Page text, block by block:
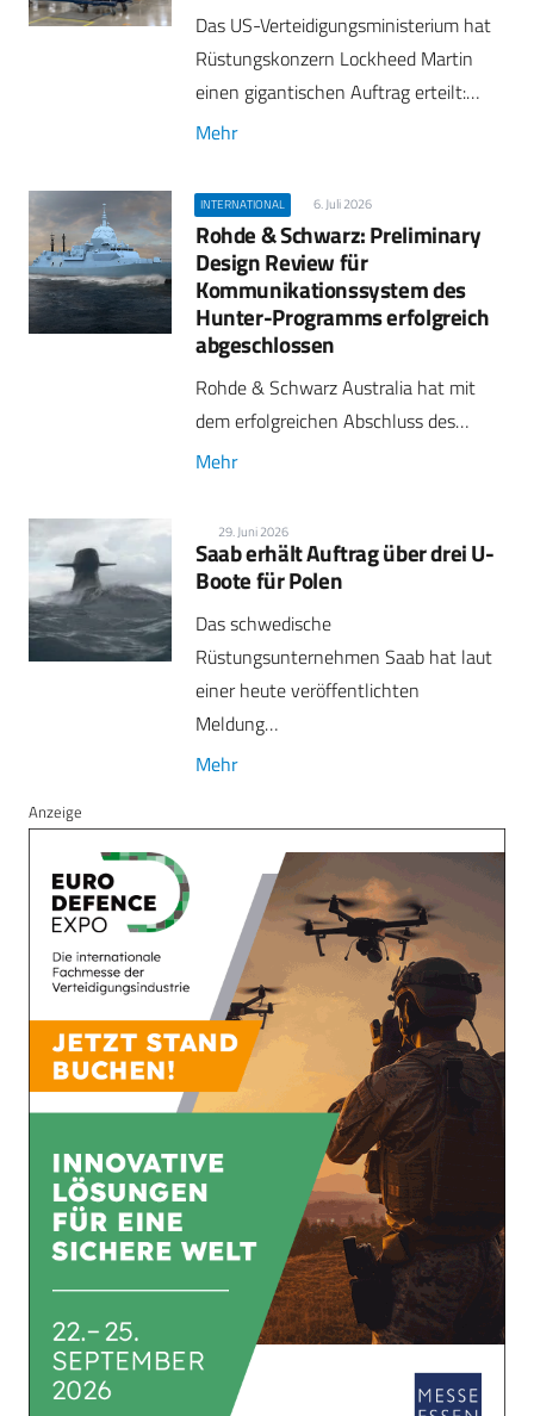
Das US-Verteidigungsministerium hat
Rüstungskonzern Lockheed Martin
einen gigantischen Auftrag erteilt:…
Mehr
INTERNATIONAL 6. Juli 2026
Rohde & Schwarz: Preliminary
Design Review für
Kommunikationssystem des
Hunter-Programms erfolgreich
abgeschlossen
Rohde & Schwarz Australia hat mit
dem erfolgreichen Abschluss des…
Mehr
29. Juni 2026
Saab erhält Auftrag über drei U-
Boote für Polen
Das schwedische
Rüstungsunternehmen Saab hat laut
einer heute veröffentlichten
Meldung…
Mehr
Anzeige